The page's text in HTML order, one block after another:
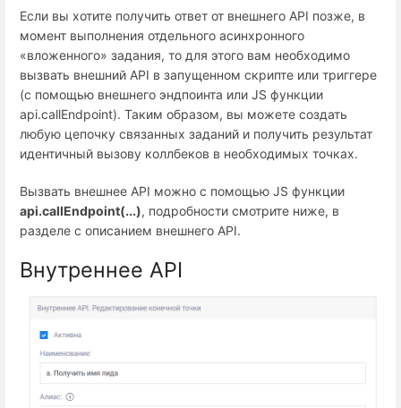
Если вы хотите получить ответ от внешнего API позже, в
момент выполнения отдельного асинхронного
«вложенного» задания, то для этого вам необходимо
вызвать внешний API в запущенном скрипте или триггере
(с помощью внешнего эндпоинта или JS функции
api.callEndpoint). Таким образом, вы можете создать
любую цепочку связанных заданий и получить результат
идентичный вызову коллбеков в необходимых точках.
Вызвать внешнее API можно с помощью JS функции
api.callEndpoint(...), подробности смотрите ниже, в
разделе с описанием внешнего API.
Внутреннее API